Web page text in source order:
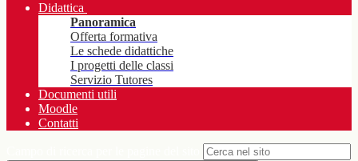
Didattica
Panoramica
Offerta formativa
Le schede didattiche
I progetti delle classi
Servizio Tutores
Documenti utili
Moodle
Contatti